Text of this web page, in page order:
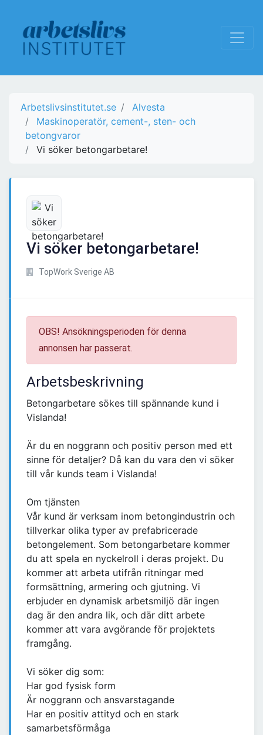
Arbetslivsinstitutet.se
Alvesta
Maskinoperatör, cement-, sten- och
betongvaror
Vi söker betongarbetare!
Vi söker betongarbetare!
TopWork Sverige AB
OBS! Ansökningsperioden för denna
annonsen har passerat.
Arbetsbeskrivning
Betongarbetare sökes till spännande kund i
Vislanda!
Är du en noggrann och positiv person med ett
sinne för detaljer? Då kan du vara den vi söker
till vår kunds team i Vislanda!
Om tjänsten
Vår kund är verksam inom betongindustrin och
tillverkar olika typer av prefabricerade
betongelement. Som betongarbetare kommer
du att spela en nyckelroll i deras projekt. Du
kommer att arbeta utifrån ritningar med
formsättning, armering och gjutning. Vi
erbjuder en dynamisk arbetsmiljö där ingen
dag är den andra lik, och där ditt arbete
kommer att vara avgörande för projektets
framgång.
Vi söker dig som:
Har god fysisk form
Är noggrann och ansvarstagande
Har en positiv attityd och en stark
samarbetsförmåga